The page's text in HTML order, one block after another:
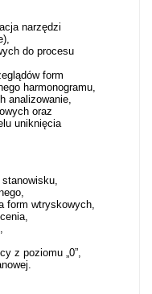
narzędzi
do procesu
form
harmonogramu,
analizowanie,
oraz
uniknięcia
form wtryskowych,
z poziomu „0”,